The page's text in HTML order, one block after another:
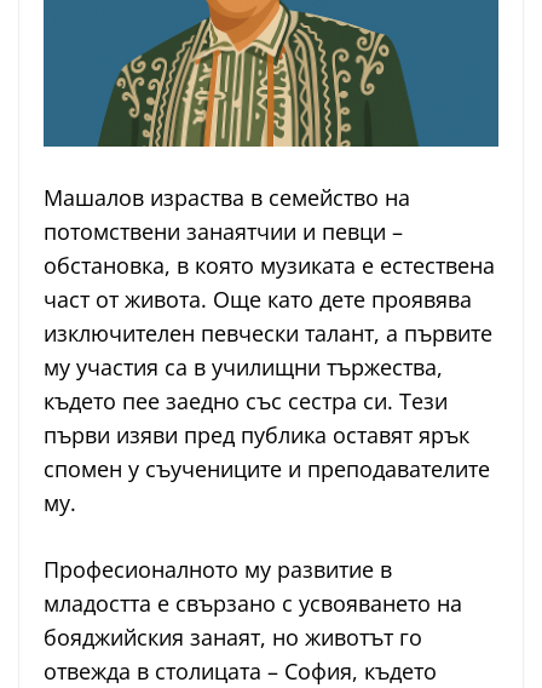
Машалов израства в семейство на
потомствени занаятчии и певци –
обстановка, в която музиката е естествена
част от живота. Още като дете проявява
изключителен певчески талант, а първите
му участия са в училищни тържества,
където пее заедно със сестра си. Тези
първи изяви пред публика оставят ярък
спомен у съучениците и преподавателите
му.
Професионалното му развитие в
младостта е свързано с усвояването на
бояджийския занаят, но животът го
отвежда в столицата – София, където